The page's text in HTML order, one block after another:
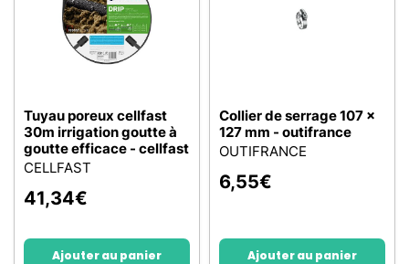
Tuyau poreux cellfast
30m irrigation goutte à
goutte efficace - cellfast
CELLFAST
41,34€
Ajouter au panier
Collier de serrage 107 x
127 mm - outifrance
OUTIFRANCE
6,55€
Ajouter au panier